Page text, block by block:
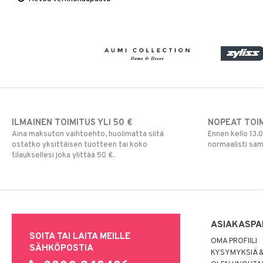
Vaasit
Lakanat & Tyynyliinat
Viltit & Peitteet
Ruukut
ILMAINEN TOIMITUS YLI 50 €
Aina maksuton vaihtoehto, huolimatta siitä
ostatko yksittäisen tuotteen tai koko
tilauksellesi joka ylittää 50 €.
NOPEAT
Ennen kello
normaalisti
SOITA TAI LAITA MEILLE
SÄHKÖPOSTIA
OMA PROFIILI
KYSYMYKSIÄ